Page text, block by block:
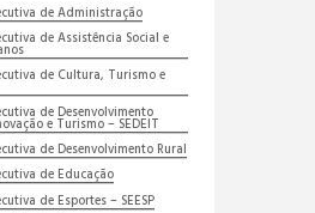
de Administração
de Assistência Social e
de Cultura, Turismo e
de Desenvolvimento
e Turismo – SEDEIT
de Desenvolvimento Rural
de Educação
de Esportes – SEESP